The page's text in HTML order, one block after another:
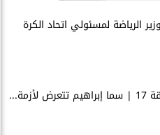
الرياضة لمسئولي اتحاد الكرة